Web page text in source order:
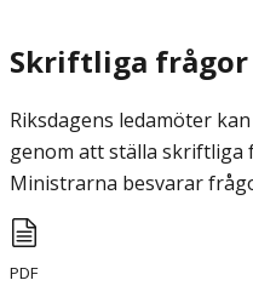
Skriftliga frågor
Riksdagens ledamöter
genom att ställa
Ministrarna besvarar
PDF